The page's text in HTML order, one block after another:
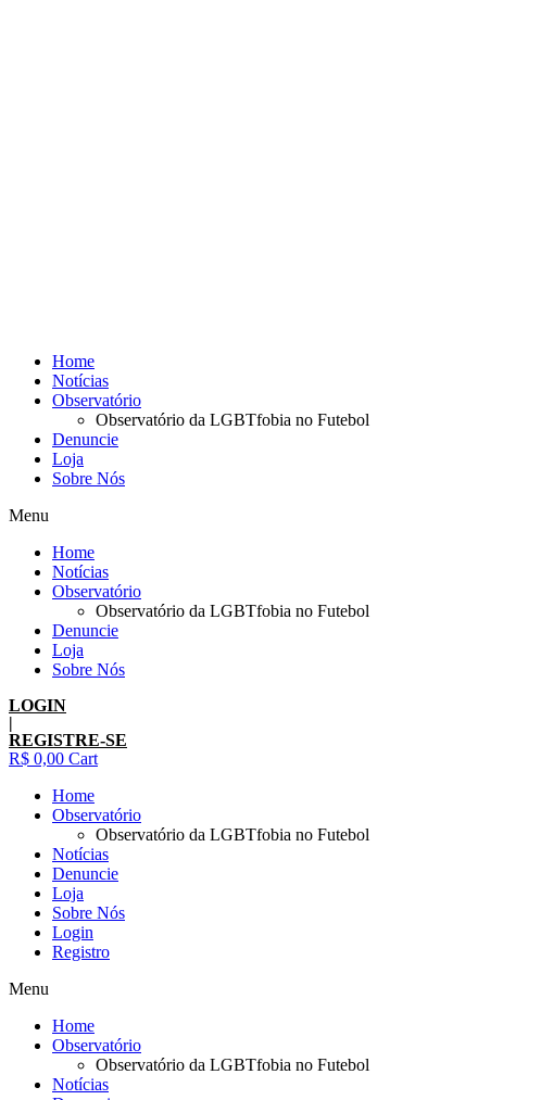
Home
Notícias
Observatório
Observatório da LGBTfobia no Futebol
Denuncie
Loja
Sobre Nós
Menu
Home
Notícias
Observatório
Observatório da LGBTfobia no Futebol
Denuncie
Loja
Sobre Nós
LOGIN
|
REGISTRE-SE
R$ 0,00 Cart
Home
Observatório
Observatório da LGBTfobia no Futebol
Notícias
Denuncie
Loja
Sobre Nós
Login
Registro
Menu
Home
Observatório
Observatório da LGBTfobia no Futebol
Notícias